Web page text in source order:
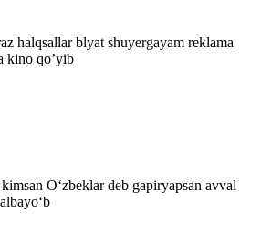
halqsallar blyat shuyergayam reklama
kino qo’yib
Oʻzbeklar deb gapiryapsan avval